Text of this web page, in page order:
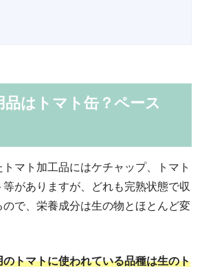
品はトマト缶？ペース
トマト加工品にはケチャップ、トマト
がありますが、どれも完熟状態で収
で、栄養成分は生の物とほとんど変
のトマトに使われている品種は生のト